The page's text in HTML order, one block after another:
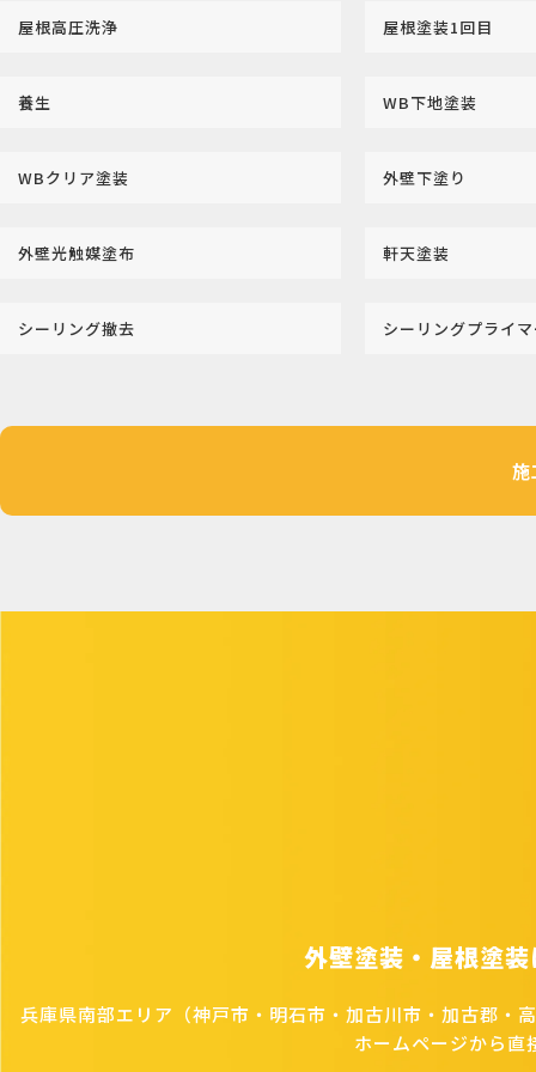
屋根高圧洗浄 屋根塗装1回目
養生 WB下地塗装
WBクリア塗装 外壁下塗り
外壁光触媒塗布 軒天塗装
シーリング撤去 シーリングプライ
施
外壁塗装・屋根塗
兵庫県南部エリア（神戸市・明石市・加古川市・加古郡・
ホームページから直